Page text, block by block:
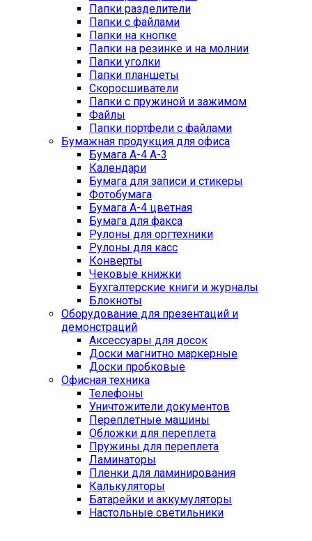
Папки разделители
Папки с файлами
Папки на кнопке
Папки на резинке и на молнии
Папки уголки
Папки планшеты
Скоросшиватели
Папки с пружиной и зажимом
Файлы
Папки портфели с файлами
Бумажная продукция для офиса
Бумага А-4 А-3
Календари
Бумага для записи и стикеры
Фотобумага
Бумага А-4 цветная
Бумага для факса
Рулоны для оргтехники
Рулоны для касс
Конверты
Чековые книжки
Бухгалтерские книги и журналы
Блокноты
Оборудование для презентаций и
демонстраций
Аксессуары для досок
Доски магнитно маркерные
Доски пробковые
Офисная техника
Телефоны
Уничтожители документов
Переплетные машины
Обложки для переплета
Пружины для переплета
Ламинаторы
Пленки для ламинирования
Калькуляторы
Батарейки и аккумуляторы
Настольные светильники